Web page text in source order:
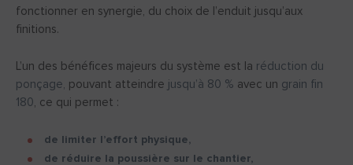
fonctionner en synergie, du choix de l’enduit jusqu’aux
finitions.
L’un des bénéfices majeurs du système est la réduction du
ponçage, pouvant atteindre jusqu’à 80 % avec un grain fin
180 , ce qui permet :
de limiter l’effort physique,
de réduire la poussière sur le chantier,